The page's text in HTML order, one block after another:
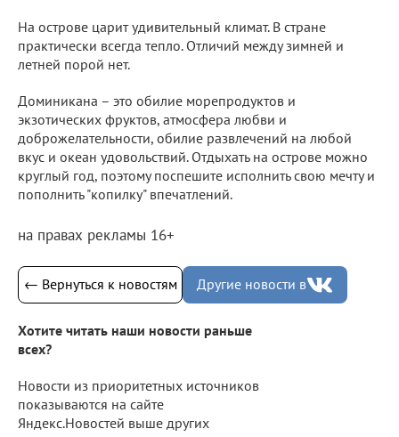
На острове царит удивительный климат. В стране
практически всегда тепло. Отличий между зимней и
летней порой нет.
Доминикана – это обилие морепродуктов и
экзотических фруктов, атмосфера любви и
доброжелательности, обилие развлечений на любой
вкус и океан удовольствий. Отдыхать на острове можно
круглый год, поэтому поспешите исполнить свою мечту и
пополнить "копилку" впечатлений.
на правах рекламы 16+
← Вернуться к новостям Другие новости в
Хотите читать наши новости раньше
всех?
Новости из приоритетных источников
показываются на сайте
Яндекс.Новостей выше других